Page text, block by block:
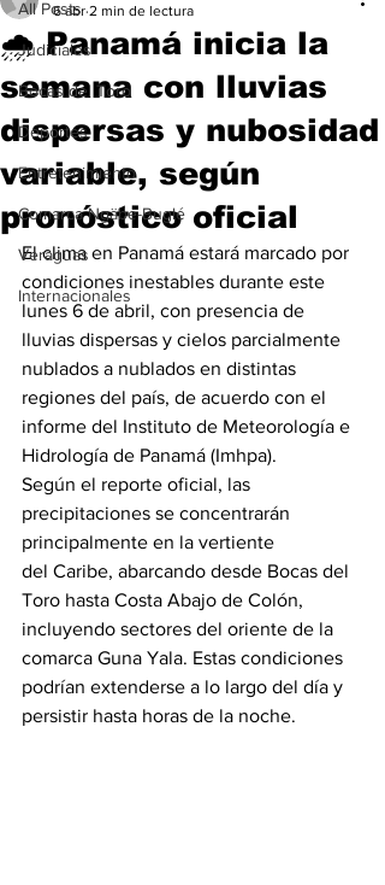
All Posts
Judiciales
Bocas del Toro
Deportes
Entretenimiento
Comarca Ngäbe-Buglé
Veraguas
Internacionales
🌧️ Panamá inicia la
semana con lluvias
dispersas y nubosidad
variable, según
pronóstico oficial
6 abr 2 min de lectura
El clima en Panamá estará marcado por
condiciones inestables durante este
lunes 6 de abril, con presencia de
lluvias dispersas y cielos parcialmente
nublados a nublados en distintas
regiones del país, de acuerdo con el
informe del Instituto de Meteorología e
Hidrología de Panamá (Imhpa).
Según el reporte oficial, las
precipitaciones se concentrarán
principalmente en la vertiente
del Caribe, abarcando desde Bocas del
Toro hasta Costa Abajo de Colón,
incluyendo sectores del oriente de la
comarca Guna Yala. Estas condiciones
podrían extenderse a lo largo del día y
persistir hasta horas de la noche.